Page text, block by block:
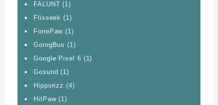
FALUNT (1)
Flixseek (1)
FonePaw (1)
GoingBus (1)
Google Pixel 6 (1)
Gosund (1)
Hipporizz (4)
HitPaw(1)